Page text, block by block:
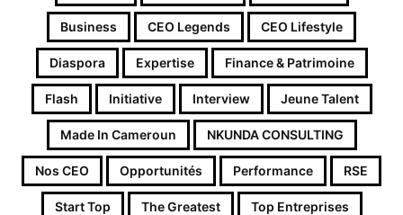
Business CEO Legends CEO Lifestyle
Diaspora Expertise Finance & Patrimoine
Flash Initiative Interview Jeune Talent
Made In Cameroun NKUNDA CONSULTING
Nos CEO Opportunités Performance RSE
Start Top The Greatest Top Entreprises